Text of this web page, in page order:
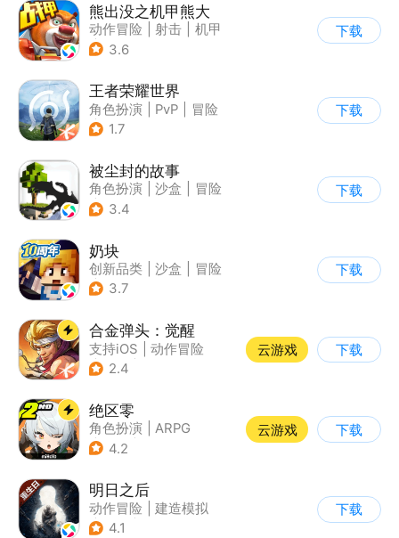
熊出没之机甲熊大
动作冒险 射击
机甲
| 熊出没
3.6
下载
王者荣耀世界
角色扮演 PvP
冒险
| 开放世界
1.7
下载
被尘封的故事
角色扮演 沙盒
冒险
| 开放世界
3.4
下载
奶块
创新品类 沙盒
冒险
| 开放世界
3.7
下载
合金弹头：觉醒
支持iOS
动作冒险
| 射击
2.4
云游戏 下载
绝区零
角色扮演
ARPG
| 冒险
4.2
云游戏 下载
明日之后
动作冒险
建造模拟
| 丧尸
4.1
下载